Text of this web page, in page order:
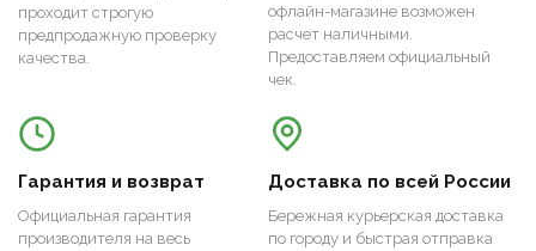
проходит строгую
предпродажную проверку
качества.
офлайн-магазине возможен
расчет наличными.
Предоставляем официальный
чек.
Гарантия и возврат
Официальная гарантия
производителя на весь
Доставка по всей России
Бережная курьерская доставка
по городу и быстрая отправка